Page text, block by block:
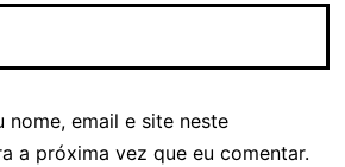
nome, email e site neste
a próxima vez que eu comentar.